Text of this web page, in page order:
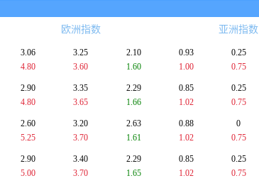
欧洲指数 亚洲指数
3.06 3.25
2.10
4.80
3.60 1.60
0.93 0.25
1.00
0.75
2.90 3.35
2.29
4.80
3.65 1.66
0.85 0.25
1.02
0.75
2.60 3.20
2.63
5.25
3.70 1.61
0.88 0
1.02
0.75
2.90 3.40
2.29
5.00
3.70 1.65
0.85 0.25
1.02
0.75